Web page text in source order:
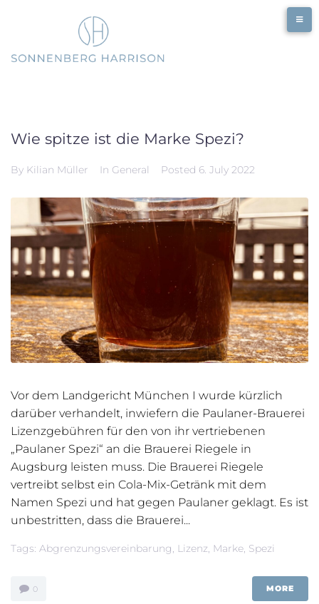
Wie spitze ist die Marke Spezi?
By Kilian Müller In General Posted 6. July 2022
Vor dem Landgericht München I wurde kürzlich
darüber verhandelt, inwiefern die Paulaner-Brauerei
Lizenzgebühren für den von ihr vertriebenen
„Paulaner Spezi“ an die Brauerei Riegele in
Augsburg leisten muss. Die Brauerei Riegele
vertreibt selbst ein Cola-Mix-Getränk mit dem
Namen Spezi und hat gegen Paulaner geklagt. Es ist
unbestritten, dass die Brauerei...
Tags: Abgrenzungsvereinbarung, Lizenz, Marke, Spezi
0 MORE